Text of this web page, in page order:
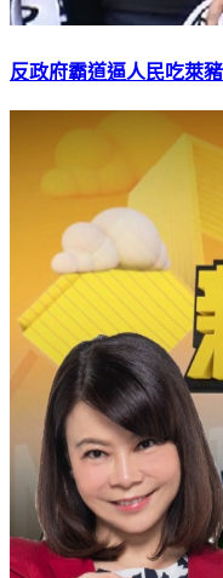
反政府霸道逼人民吃萊